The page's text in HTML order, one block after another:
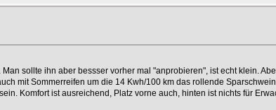
sollte ihn aber bessser vorher mal "anprobieren", ist echt klein.
mit Sommerreifen um die 14 Kwh/100 km das rollende
Komfort ist ausreichend, Platz vorne auch, hinten ist nichts für